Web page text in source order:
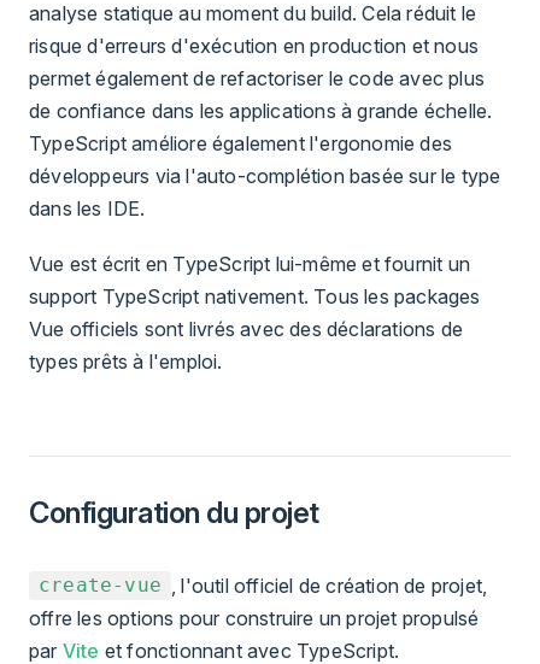
analyse statique au moment du build. Cela réduit le
risque d'erreurs d'exécution en production et nous
permet également de refactoriser le code avec plus
de confiance dans les applications à grande échelle.
TypeScript améliore également l'ergonomie des
développeurs via l'auto-complétion basée sur le type
dans les IDE.
Vue est écrit en TypeScript lui-même et fournit un
support TypeScript nativement. Tous les packages
Vue officiels sont livrés avec des déclarations de
types prêts à l'emploi.
Configuration du projet
create-vue
, l'outil officiel de création de projet,
offre les options pour construire un projet propulsé
par Vite et fonctionnant avec TypeScript.